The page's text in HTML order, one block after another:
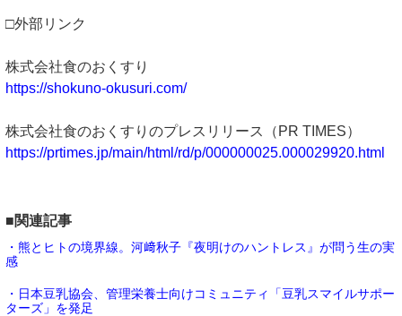
□外部リンク
株式会社食のおくすり
https://shokuno-okusuri.com/
株式会社食のおくすりのプレスリリース（PR TIMES）
https://prtimes.jp/main/html/rd/p/000000025.000029920.html
■関連記事
・熊とヒトの境界線。河﨑秋子『夜明けのハントレス』が問う生の実
感
・日本豆乳協会、管理栄養士向けコミュニティ「豆乳スマイルサポー
ターズ」を発足